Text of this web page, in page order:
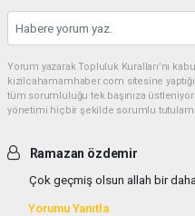
Yorum yazarak Topluluk Kuralları’nı
kizilcahamamhaber.com sitesine
tüm sorumluluğu tek başınıza
yönetimi hiçbir şekilde sorumlu
Ramazan özdemir
Çok geçmiş olsun allah bir
Yorumu Yanıtla